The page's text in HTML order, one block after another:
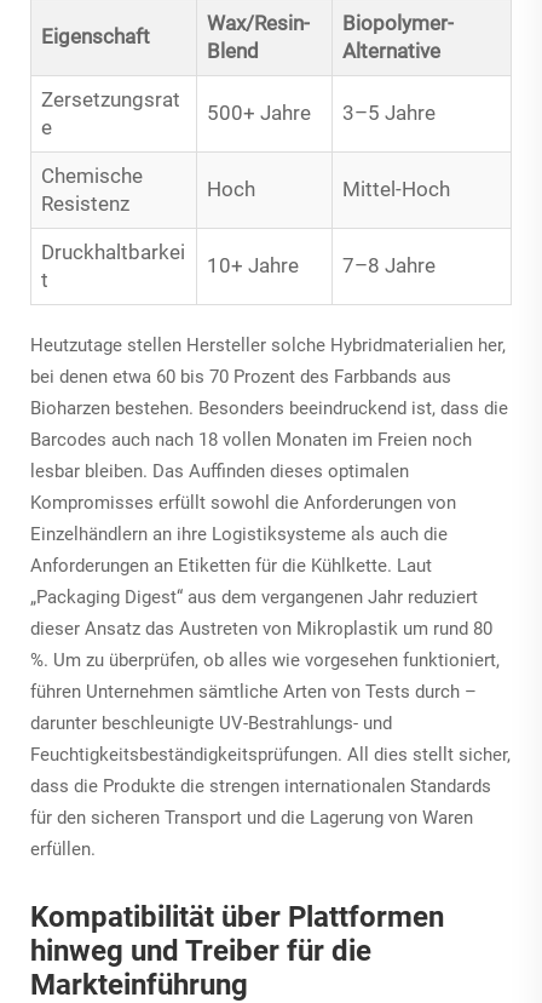
Eigenschaft
Wax/Resin-
Blend
Biopolymer-
Alternative
Zersetzungsrat
e
500+ Jahre 3–5 Jahre
Chemische
Resistenz
Hoch Mittel-Hoch
Druckhaltbarkei
t
10+ Jahre 7–8 Jahre
Heutzutage stellen Hersteller solche Hybridmaterialien her,
bei denen etwa 60 bis 70 Prozent des Farbbands aus
Bioharzen bestehen. Besonders beeindruckend ist, dass die
Barcodes auch nach 18 vollen Monaten im Freien noch
lesbar bleiben. Das Auffinden dieses optimalen
Kompromisses erfüllt sowohl die Anforderungen von
Einzelhändlern an ihre Logistiksysteme als auch die
Anforderungen an Etiketten für die Kühlkette. Laut
„Packaging Digest“ aus dem vergangenen Jahr reduziert
dieser Ansatz das Austreten von Mikroplastik um rund 80
%. Um zu überprüfen, ob alles wie vorgesehen funktioniert,
führen Unternehmen sämtliche Arten von Tests durch –
darunter beschleunigte UV-Bestrahlungs- und
Feuchtigkeitsbeständigkeitsprüfungen. All dies stellt sicher,
dass die Produkte die strengen internationalen Standards
für den sicheren Transport und die Lagerung von Waren
erfüllen.
Kompatibilität über Plattformen
hinweg und Treiber für die
Markteinführung